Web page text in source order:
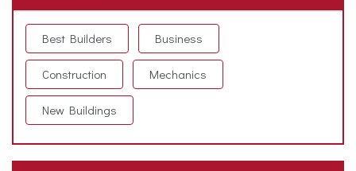
Best Builders Business
Construction Mechanics
New Buildings